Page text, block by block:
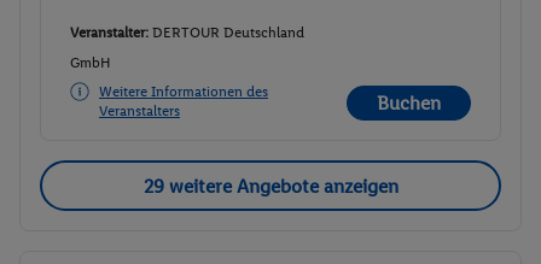
Veranstalter: DERTOUR Deutschland
GmbH
Weitere Informationen des
Veranstalters
Buchen
29 weitere Angebote anzeigen